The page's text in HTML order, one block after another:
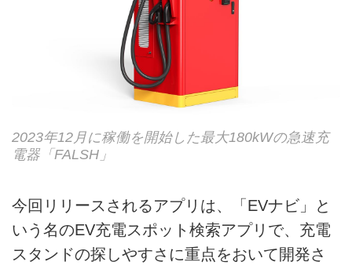
2023年12月に稼働を開始した最大180kWの急速充
電器「FALSH」
今回リリースされるアプリは、「EVナビ」と
いう名のEV充電スポット検索アプリで、充電
スタンドの探しやすさに重点をおいて開発さ